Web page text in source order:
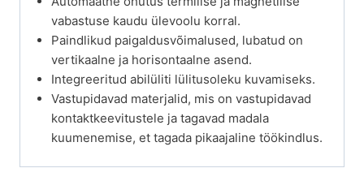
vabastuse kaudu ülevoolu korral.
Paindlikud paigaldusvõimalused, lubatud on
vertikaalne ja horisontaalne asend.
Integreeritud abilüliti lülitusoleku kuvamiseks.
Vastupidavad materjalid, mis on vastupidavad
kontaktkeevitustele ja tagavad madala
kuumenemise, et tagada pikaajaline töökindlus.